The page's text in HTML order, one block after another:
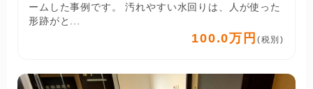
ームした事例です。 汚れやすい水回りは、人が使った
形跡がと...
100.0万円 (税別)